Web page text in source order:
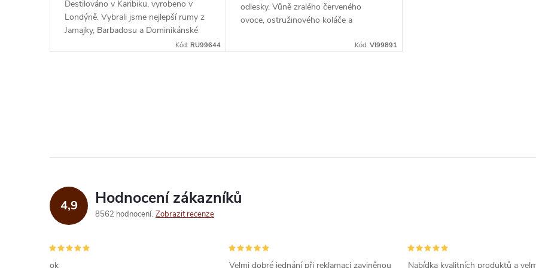
k
Destilováno v Karibiku, vyrobeno v
Londýně. Vybrali jsme nejlepší rumy z
Jamajky, Barbadosu a Dominikánské
republiky, které zrály minimálně 12 let...
Kód:RU99644
odlesky. Vůně zralého červeného
ovoce, ostružinového koláče a
Kód: VI99891
d
a
c
4,9 Hodnocení zákazníků
8562 hodnocení Zobrazit recenze
ok
Velmi dobré jednání při reklamaci zaviněnou
Nabídka kvalitních produktů a